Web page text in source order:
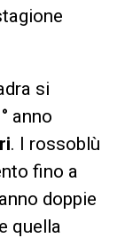
si
anno
. I rossoblù
fino a
doppie
quella